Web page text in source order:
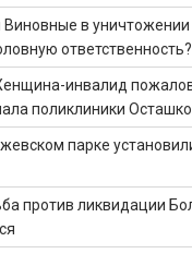
Виновные в уничтожении
ответственность?
инвалид
поликлиники
парке
против ликвидации